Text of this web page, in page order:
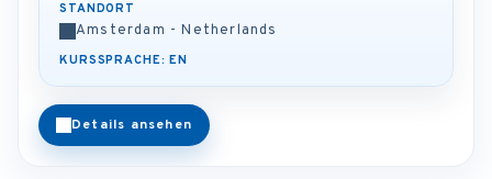
STANDORT
Amsterdam - Netherlands
KURSSPRACHE: EN
Details ansehen